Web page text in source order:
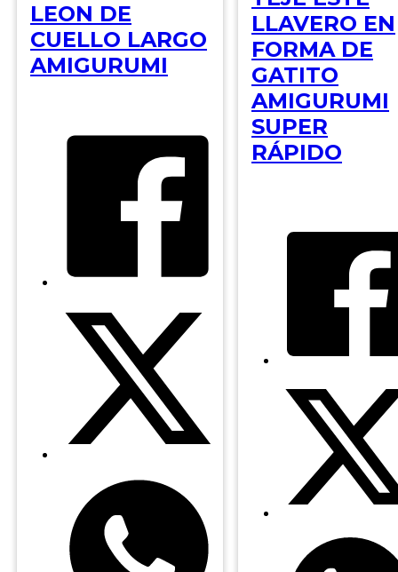
LEON DE
CUELLO LARGO
AMIGURUMI
LLAVERO EN
FORMA DE
GATITO
AMIGURUMI
SUPER
RÁPIDO